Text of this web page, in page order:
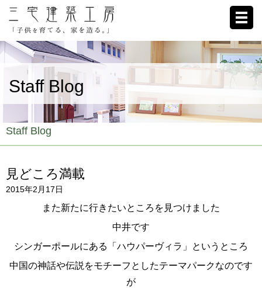
ホーム
家への想い
施工例
ブログ
お客様の声
スタッフ紹介
Staff Blog
Staff Blog
見どころ満載
2015年2月17日
また新たに行きたいところを見つけました
中井です
シンガーポールにある「ハウパーヴィラ」というところ
中国の神話や伝説をモチーフとしたテーマパークなのです
が